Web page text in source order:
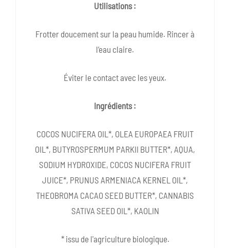
Utilisations :
Frotter doucement sur la peau humide. Rincer à
l’eau claire.
Éviter le contact avec les yeux.
Ingrédients :
COCOS NUCIFERA OIL*, OLEA EUROPAEA FRUIT
OIL*, BUTYROSPERMUM PARKII BUTTER*, AQUA,
SODIUM HYDROXIDE, COCOS NUCIFERA FRUIT
JUICE*, PRUNUS ARMENIACA KERNEL OIL*,
THEOBROMA CACAO SEED BUTTER*, CANNABIS
SATIVA SEED OIL*, KAOLIN
* issu de l'agriculture biologique.